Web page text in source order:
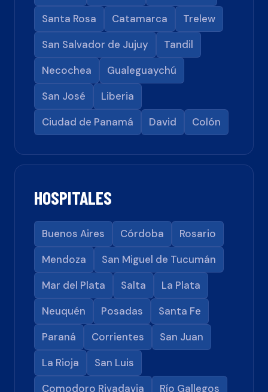
Santa Rosa
Catamarca
Trelew
San Salvador de Jujuy
Tandil
Necochea
Gualeguaychú
San José
Liberia
Ciudad de Panamá
David Colón
HOSPITALES
Buenos Aires Córdoba
Rosario
Mendoza
San Miguel de Tucumán
Mar del Plata
Salta
La Plata
Neuquén
Posadas
Santa Fe
Paraná
Corrientes
San Juan
La Rioja
San Luis
Comodoro Rivadavia
Río Gallegos